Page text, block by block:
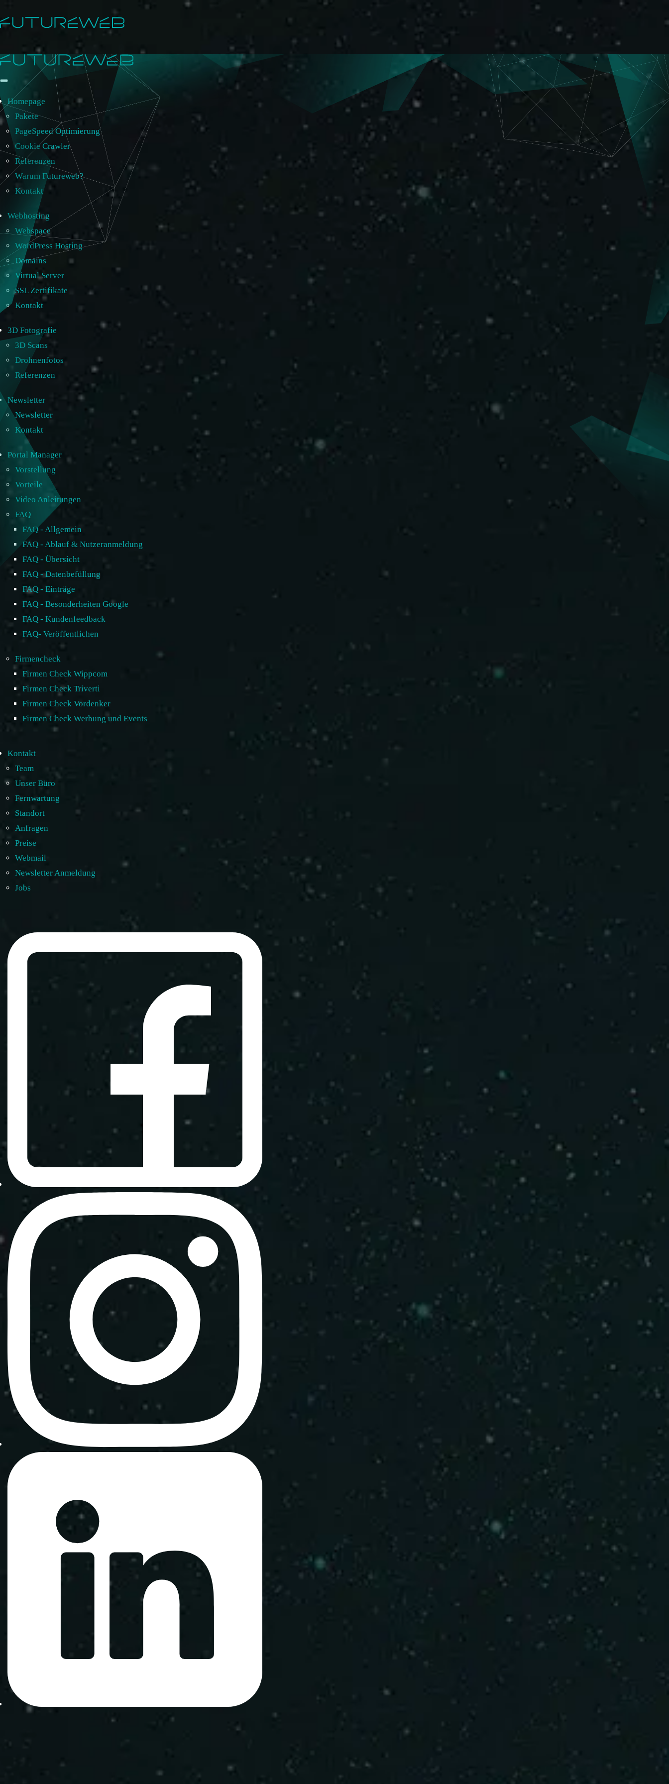
Homepage
Pakete
PageSpeed Optimierung
Cookie Crawler
Referenzen
Warum Futureweb?
Kontakt
Webhosting
Webspace
WordPress Hosting
Domains
Virtual Server
SSL Zertifikate
Kontakt
3D Fotografie
3D Scans
Drohnenfotos
Referenzen
Newsletter
Newsletter
Kontakt
Portal Manager
Vorstellung
Vorteile
Video Anleitungen
FAQ
FAQ - Allgemein
FAQ - Ablauf & Nutzeranmeldung
FAQ - Übersicht
FAQ - Datenbefüllung
FAQ - Einträge
FAQ - Besonderheiten Google
FAQ - Kundenfeedback
FAQ- Veröffentlichen
Firmencheck
Firmen Check Wippcom
Firmen Check Triverti
Firmen Check Vordenker
Firmen Check Werbung und Events
Kontakt
Team
Unser Büro
Fernwartung
Standort
Anfragen
Preise
Webmail
Newsletter Anmeldung
Jobs